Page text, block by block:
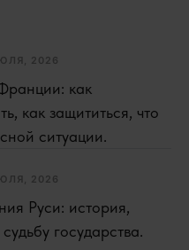
2026
как
как защититься, что
ситуации.
2026
Руси: история,
государства.